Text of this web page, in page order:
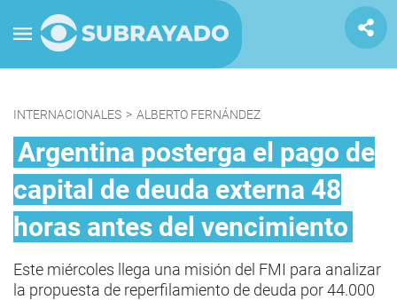
INTERNACIONALES > ALBERTO FERNÁNDEZ
Argentina posterga el pago de
capital de deuda externa 48
horas antes del vencimiento
Este miércoles llega una misión del FMI para analizar
la propuesta de reperfilamiento de deuda por 44.000